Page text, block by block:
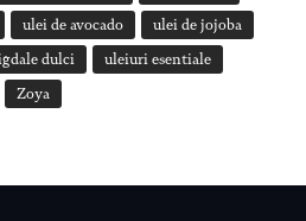
ulei de avocado ulei de jojoba
dulci uleiuri esentiale
Zoya